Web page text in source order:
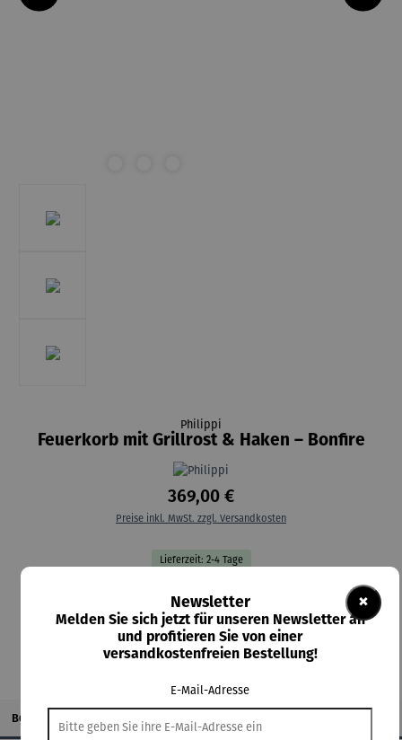
Philippi
Feuerkorb mit Grillrost & Haken – Bonfire
369,00 €
Preise inkl. MwSt. zzgl. Versandkosten
Lieferzeit: 2-4 Tage
In den Warenkorb
Beschreibung
×
Newsletter
Melden Sie sich jetzt für unseren Newsletter an
und profitieren Sie von einer
versandkostenfreien Bestellung!
E-Mail-Adresse